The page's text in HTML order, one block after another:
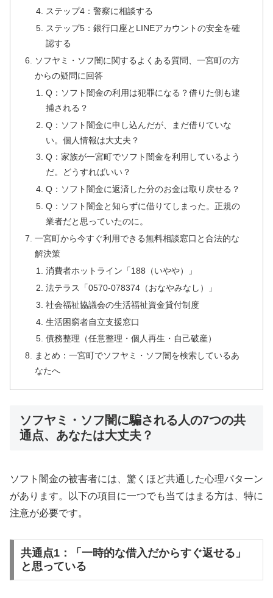
ステップ4：警察に相談する
ステップ5：銀行口座とLINEアカウントの安全を確
認する
ソフヤミ・ソフ闇に関するよくある質問、一宮町の方
からの疑問に回答
Q：ソフト闇金の利用は犯罪になる？借りた側も逮
捕される？
Q：ソフト闇金に申し込んだが、まだ借りていな
い。個人情報は大丈夫？
Q：家族が一宮町でソフト闇金を利用しているよう
だ。どうすればいい？
Q：ソフト闇金に返済した分のお金は取り戻せる？
Q：ソフト闇金と知らずに借りてしまった。正規の
業者だと思っていたのに。
一宮町から今すぐ利用できる無料相談窓口と合法的な
解決策
消費者ホットライン「188（いやや）」
法テラス「0570-078374（おなやみなし）」
社会福祉協議会の生活福祉資金貸付制度
生活困窮者自立支援窓口
債務整理（任意整理・個人再生・自己破産）
まとめ：一宮町でソフヤミ・ソフ闇を検索しているあ
なたへ
ソフヤミ・ソフ闇に騙される人の7つの共
通点、あなたは大丈夫？
ソフト闇金の被害者には、驚くほど共通した心理パターン
があります。以下の項目に一つでも当てはまる方は、特に
注意が必要です。
共通点1：「一時的な借入だからすぐ返せる」
と思っている